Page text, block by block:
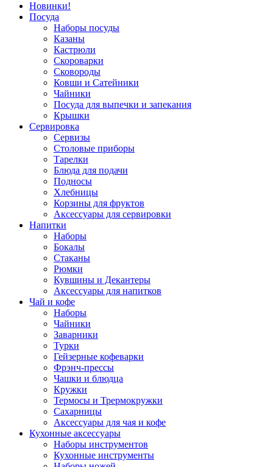
Новинки!
Посуда
Наборы посуды
Казаны
Кастрюли
Скороварки
Сковороды
Ковши и Сатейники
Чайники
Посуда для выпечки и запекания
Крышки
Сервировка
Сервизы
Столовые приборы
Тарелки
Блюда для подачи
Подносы
Хлебницы
Корзины для фруктов
Аксессуары для сервировки
Напитки
Наборы
Бокалы
Стаканы
Рюмки
Кувшины и Декантеры
Аксессуары для напитков
Чай и кофе
Наборы
Чайники
Заварники
Турки
Гейзерные кофеварки
Фрэнч-прессы
Чашки и блюдца
Кружки
Термосы и Трермокружки
Сахарницы
Аксессуары для чая и кофе
Кухонные аксессуары
Наборы инструментов
Кухонные инструменты